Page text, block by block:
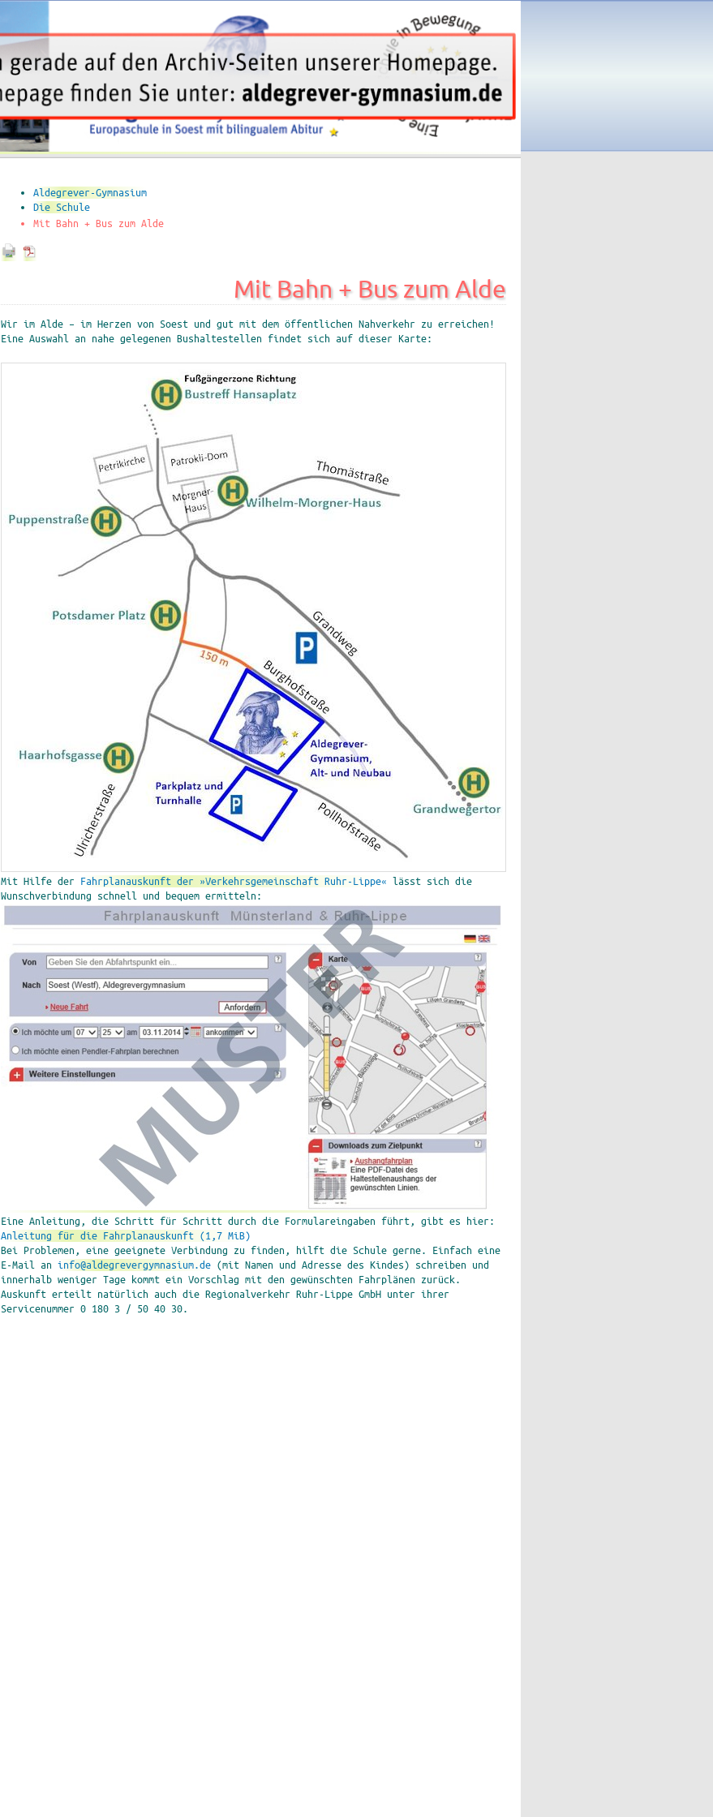
Aldegrever-Gymnasium
Die Schule
Mit Bahn + Bus zum Alde
Mit Bahn + Bus zum Alde
Wir im Alde – im Herzen von Soest und gut mit dem öffentlichen Nahverkehr zu erreichen!
Eine Auswahl an nahe gelegenen Bushaltestellen findet sich auf dieser Karte:
Mit Hilfe der Fahrplanauskunft der »Verkehrsgemeinschaft Ruhr-Lippe« lässt sich die
Wunschverbindung schnell und bequem ermitteln:
Eine Anleitung, die Schritt für Schritt durch die Formulareingaben führt, gibt es hier:
Anleitung für die Fahrplanauskunft (1,7 MiB)
Bei Problemen, eine geeignete Verbindung zu finden, hilft die Schule gerne. Einfach eine
E-Mail an info@aldegrevergymnasium.de (mit Namen und Adresse des Kindes) schreiben und
innerhalb weniger Tage kommt ein Vorschlag mit den gewünschten Fahrplänen zurück.
Auskunft erteilt natürlich auch die Regionalverkehr Ruhr-Lippe GmbH unter ihrer
Servicenummer 0 180 3 / 50 40 30.